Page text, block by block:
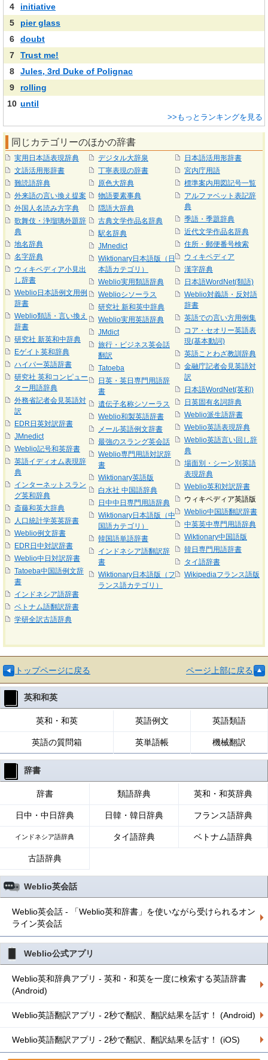
4
initiative
5
pier glass
6
doubt
7
Trust me!
8
Jules, 3rd Duke of Polignac
9
rolling
10 until
>>もっとランキングを見る
同じカテゴリーのほかの辞書
実用日本語表現辞典
文語活用形辞書
難読語辞典
外来語の言い換え提案
外国人名読み方字典
歌舞伎・浄瑠璃外題辞
典
地名辞典
名字辞典
ウィキペディア小見出
し辞書
Weblio日本語例文用例
辞書
Weblio類語・言い換え
辞書
研究社 新英和中辞典
Eゲイト英和辞典
ハイパー英語辞書
研究社 英和コンピュー
ター用語辞典
外務省記者会見英語対
訳
EDR日英対訳辞書
JMnedict
Weblio記号和英辞書
英語イディオム表現辞
典
インターネットスラン
グ英和辞典
斎藤和英大辞典
人口統計学英英辞書
Weblio例文辞書
EDR日中対訳辞書
Weblio中日対訳辞書
Tatoeba中国語例文辞
書
インドネシア語辞書
ベトナム語翻訳辞書
学研全訳古語辞典
デジタル大辞泉
丁寧表現の辞書
原色大辞典
物語要素事典
隠語大辞典
古典文学作品名辞典
駅名辞典
JMnedict
Wiktionary日本語版（日
本語カテゴリ）
Weblio実用類語辞典
Weblioシソーラス
研究社 新和英中辞典
Weblio実用英語辞典
JMdict
旅行・ビジネス英会話
翻訳
Tatoeba
日英・英日専門用語辞
書
遺伝子名称シソーラス
Weblio和製英語辞書
メール英語例文辞書
最強のスラング英会話
Weblio専門用語対訳辞
書
Wiktionary英語版
白水社 中国語辞典
日中中日専門用語辞典
Wiktionary日本語版（中
国語カテゴリ）
韓国語単語辞書
インドネシア語翻訳辞
書
Wiktionary日本語版（フ
ランス語カテゴリ）
日本語活用形辞書
宮内庁用語
標準案内用図記号一覧
アルファベット表記辞
典
季語・季題辞典
近代文学作品名辞典
住所・郵便番号検索
ウィキペディア
漢字辞典
日本語WordNet(類語)
Weblio対義語・反対語
辞書
英語での言い方用例集
コア・セオリー英語表
現(基本動詞)
英語ことわざ教訓辞典
金融庁記者会見英語対
訳
日本語WordNet(英和)
日英固有名詞辞典
Weblio派生語辞書
Weblio英語表現辞典
Weblio英語言い回し辞
典
場面別・シーン別英語
表現辞典
Weblio英和対訳辞書
ウィキペディア英語版
Weblio中国語翻訳辞書
中英英中専門用語辞典
Wiktionary中国語版
韓日専門用語辞書
タイ語辞書
Wikipediaフランス語版
トップページに戻る ページ上部に戻る
英和和英
英和・和英 英語例文 英語類語
英語の質問箱 英単語帳 機械翻訳
辞書
辞書 類語辞典 英和・和英辞典
日中・中日辞典 日韓・韓日辞典 フランス語辞典
インドネシア語辞典 タイ語辞典 ベトナム語辞典
古語辞典
Weblio英会話
Weblio英会話 - 「Weblio英和辞書」を使いながら受けられるオン
ライン英会話
Weblio公式アプリ
Weblio英和辞典アプリ - 英和・和英を一度に検索する英語辞書
(Android)
Weblio英語翻訳アプリ - 2秒で翻訳、翻訳結果を話す！ (Android)
Weblio英語翻訳アプリ - 2秒で翻訳、翻訳結果を話す！ (iOS)